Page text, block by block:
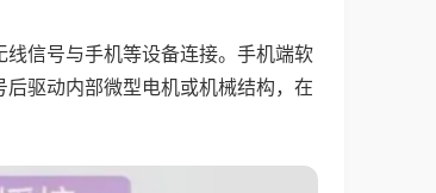
信号与手机等设备连接。手机端软
驱动内部微型电机或机械结构，在